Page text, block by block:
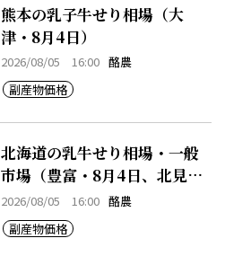
熊本の乳子牛せり相場（大
津・8月4日）
2026/08/05 16:00 酪農
副産物価格
北海道の乳牛せり相場・一般
市場（豊富・8月4日、北見・8
月4日、早来・8月4日）
2026/08/05 16:00 酪農
副産物価格